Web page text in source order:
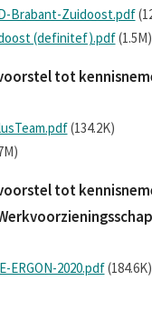
Brabant-Zuidoost.pdf
(definitef).pdf(1.5M)
tot
(134.2K)
tot
ERGON-2020.pdf(184.6K)